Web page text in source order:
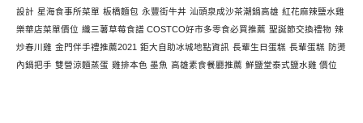
設計 星海食事所菜單 板橋麵包 永豐街牛丼 汕頭泉成沙茶潮鍋高雄 紅花麻辣鹽水雞
樂華店菜單價位 纖三薯草莓食譜 COSTCO好市多零食必買推薦 聖誕節交換禮物 辣
炒春川雞 金門伴手禮推薦2021 鉅大自助冰城地點資訊 長輩生日蛋糕 長輩蛋糕 防燙
內鍋把手 雙營涼麵蒸蛋 雞排本色 墨魚 高雄素食餐廳推薦 鮮鹽堂泰式鹽水雞 價位